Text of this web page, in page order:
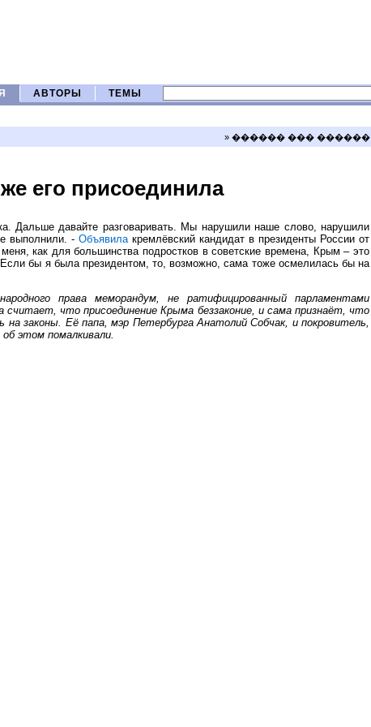
АВТОРЫ ТЕМЫ
» ������ ��� ������
его присоединила
Дальше давайте разговаривать. Мы нарушили наше слово, нарушили
выполнили. - Объявилакремлёвский кандидат в президенты России от
как для большинства подростков в советские времена, Крым – это
бы я была президентом, то, возможно, сама тоже осмелилась бы на
права меморандум, не ратифицированный парламентами
что присоединение Крыма беззаконие, и сама признаёт, что
законы. Её папа, мэр Петербурга Анатолий Собчак, и покровитель,
этом помалкивали.